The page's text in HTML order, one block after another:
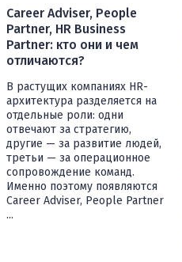
Career Adviser, People
Partner, HR Business
Partner: кто они и чем
отличаются?
В растущих компаниях HR-
архитектура разделяется на
отдельные роли: одни
отвечают за стратегию,
другие — за развитие людей,
третьи — за операционное
сопровождение команд.
Именно поэтому появляются
Career Adviser, People Partner
...